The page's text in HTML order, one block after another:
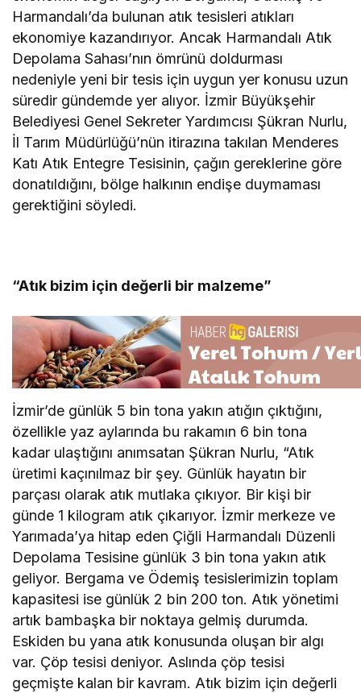
Harmandalı’da bulunan atık tesisleri atıkları
ekonomiye kazandırıyor. Ancak Harmandalı Atık
Depolama Sahası’nın ömrünü doldurması
nedeniyle yeni bir tesis için uygun yer konusu uzun
süredir gündemde yer alıyor. İzmir Büyükşehir
Belediyesi Genel Sekreter Yardımcısı Şükran Nurlu,
İl Tarım Müdürlüğü’nün itirazına takılan Menderes
Katı Atık Entegre Tesisinin, çağın gereklerine göre
donatıldığını, bölge halkının endişe duymaması
gerektiğini söyledi.
“Atık bizim için değerli bir malzeme”
İzmir’de günlük 5 bin tona yakın atığın çıktığını,
özellikle yaz aylarında bu rakamın 6 bin tona
kadar ulaştığını anımsatan Şükran Nurlu, “Atık
üretimi kaçınılmaz bir şey. Günlük hayatın bir
parçası olarak atık mutlaka çıkıyor. Bir kişi bir
günde 1 kilogram atık çıkarıyor. İzmir merkeze ve
Yarımada’ya hitap eden Çiğli Harmandalı Düzenli
Depolama Tesisine günlük 3 bin tona yakın atık
geliyor. Bergama ve Ödemiş tesislerimizin toplam
kapasitesi ise günlük 2 bin 200 ton. Atık yönetimi
artık bambaşka bir noktaya gelmiş durumda.
Eskiden bu yana atık konusunda oluşan bir algı
var. Çöp tesisi deniyor. Aslında çöp tesisi
geçmişte kalan bir kavram. Atık bizim için değerli